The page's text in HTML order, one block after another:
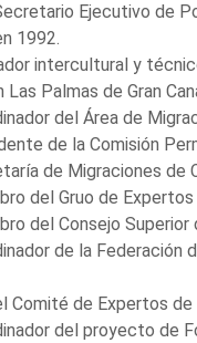
Ejecutivo de
1992.
intercultural y
Las Palmas de Gran
del Área de
de la Comisión
de Migraciones de
del Gruo de
del Consejo
de la Federación
Comité de Expertos
del proyecto de